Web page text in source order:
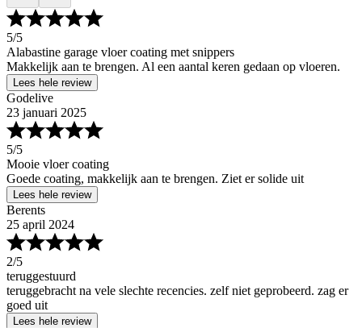
5/5
Alabastine garage vloer coating met snippers
Makkelijk aan te brengen. Al een aantal keren gedaan op vloeren.
Lees hele review
Godelive
23 januari 2025
5/5
Mooie vloer coating
Goede coating, makkelijk aan te brengen. Ziet er solide uit
Lees hele review
Berents
25 april 2024
2/5
teruggestuurd
teruggebracht na vele slechte recencies. zelf niet geprobeerd. zag er
goed uit
Lees hele review